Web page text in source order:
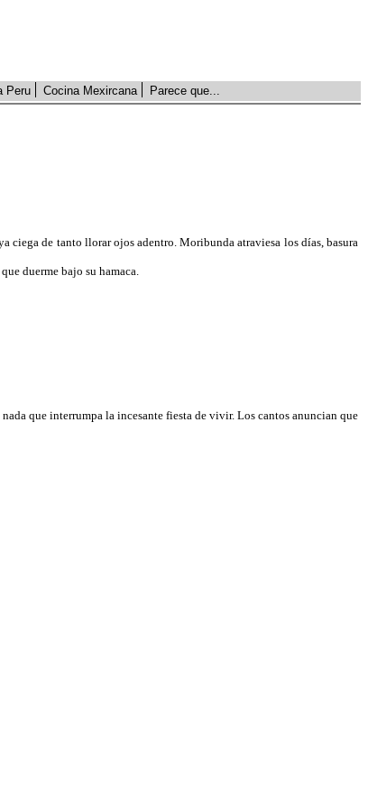
Peru Cocina Mexircana Parece que...
ciega de tanto llorar ojos adentro. Moribunda atraviesa los días, basura
duerme bajo su hamaca.
que interrumpa la incesante fiesta de vivir. Los cantos anuncian que